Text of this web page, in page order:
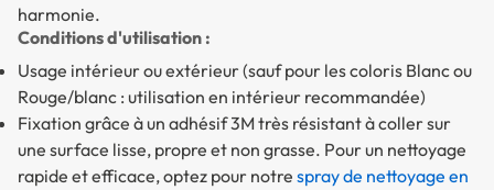
harmonie.
Conditions d'utilisation :
Usage intérieur ou extérieur (sauf pour les coloris Blanc ou
Rouge/blanc : utilisation en intérieur recommandée)
Fixation grâce à un adhésif 3M très résistant à coller sur
une surface lisse, propre et non grasse. Pour un nettoyage
rapide et efficace, optez pour notre spray de nettoyage en